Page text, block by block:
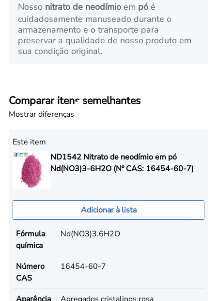
Nosso nitrato de neodímio em pó é
cuidadosamente manuseado durante o
armazenamento e o transporte para
preservar a qualidade de nosso produto em
sua condição original.
Comparar itens semelhantes
Mostrar diferenças
Este item
ND1542 Nitrato de neodímio em pó
Nd(NO3)3-6H2O (Nº CAS: 16454-60-7)
Adicionar à lista
Fórmula
química
Nd(NO3)3.6H2O
Número
CAS
16454-60-7